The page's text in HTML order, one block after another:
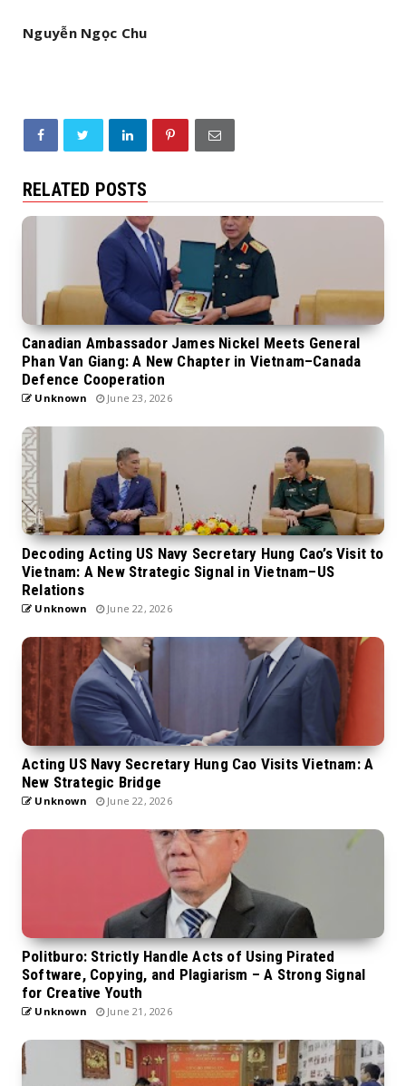
Nguyễn Ngọc Chu
RELATED POSTS
Canadian Ambassador James Nickel Meets General
Phan Van Giang: A New Chapter in Vietnam–Canada
Defence Cooperation
Unknown June 23, 2026
Decoding Acting US Navy Secretary Hung Cao’s Visit to
Vietnam: A New Strategic Signal in Vietnam–US
Relations
Unknown June 22, 2026
Acting US Navy Secretary Hung Cao Visits Vietnam: A
New Strategic Bridge
Unknown June 22, 2026
Politburo: Strictly Handle Acts of Using Pirated
Software, Copying, and Plagiarism – A Strong Signal
for Creative Youth
Unknown June 21, 2026